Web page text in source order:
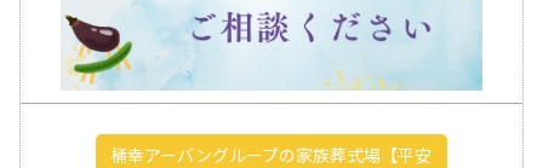
桶幸アーバングループの家族葬式場【平安